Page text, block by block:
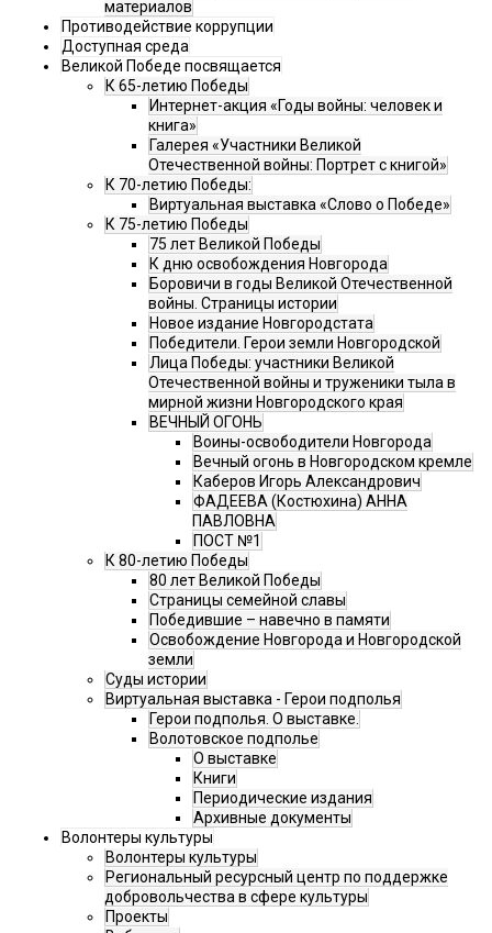
материалов
Противодействие коррупции
Доступная среда
Великой Победе посвящается
К 65-летию Победы
Интернет-акция «Годы войны: человек и
книга»
Галерея «Участники Великой
Отечественной войны: Портрет с книгой»
К 70-летию Победы:
Виртуальная выставка «Слово о Победе»
К 75-летию Победы
75 лет Великой Победы
К дню освобождения Новгорода
Боровичи в годы Великой Отечественной
войны. Страницы истории
Новое издание Новгородстата
Победители. Герои земли Новгородской
Лица Победы: участники Великой
Отечественной войны и труженики тыла в
мирной жизни Новгородского края
ВЕЧНЫЙ ОГОНЬ
Воины-освободители Новгорода
Вечный огонь в Новгородском кремле
Каберов Игорь Александрович
ФАДЕЕВА (Костюхина) АННА
ПАВЛОВНА
ПОСТ №1
К 80-летию Победы
80 лет Великой Победы
Страницы семейной славы
Победившие – навечно в памяти
Освобождение Новгорода и Новгородской
земли
Суды истории
Виртуальная выставка - Герои подполья
Герои подполья. О выставке.
Волотовское подполье
О выставке
Книги
Периодические издания
Архивные документы
Волонтеры культуры
Волонтеры культуры
Региональный ресурсный центр по поддержке
добровольчества в сфере культуры
Проекты